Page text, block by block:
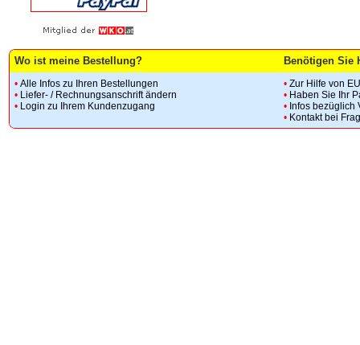
Wo ist meine Bestellung? Benötigen Sie
• Alle Infos zu Ihren Bestellungen
• Liefer- / Rechnungsanschrift ändern
• Login zu Ihrem Kundenzugang
• Zur Hilfe von
• Haben Sie Ihr
• Infos bezüglich
• Kontakt bei